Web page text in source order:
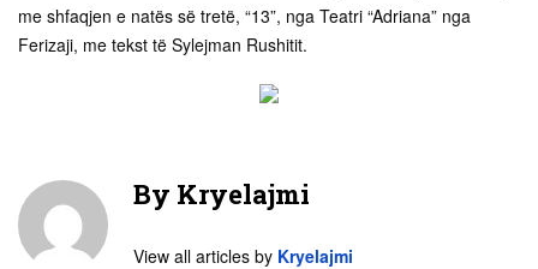
me shfaqjen e natës së tretë, “13”, nga Teatri “Adriana” nga
Ferizaji, me tekst të Sylejman Rushitit.
By Kryelajmi
View all articles by Kryelajmi